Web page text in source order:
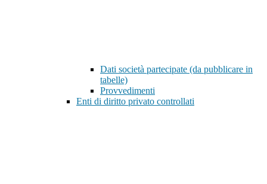
Dati società partecipate (da pubblicare in
tabelle)
Provvedimenti
Enti di diritto privato controllati